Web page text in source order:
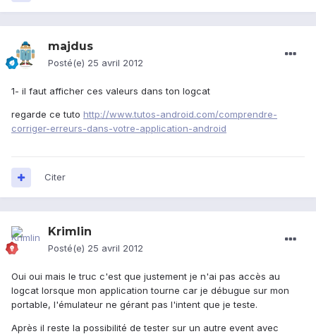
majdus
Posté(e) 25 avril 2012
1- il faut afficher ces valeurs dans ton logcat
regarde ce tuto http://www.tutos-android.com/comprendre-
corriger-erreurs-dans-votre-application-android
Citer
Krimlin
Posté(e) 25 avril 2012
Oui oui mais le truc c'est que justement je n'ai pas accès au
logcat lorsque mon application tourne car je débugue sur mon
portable, l'émulateur ne gérant pas l'intent que je teste.
Après il reste la possibilité de tester sur un autre event avec